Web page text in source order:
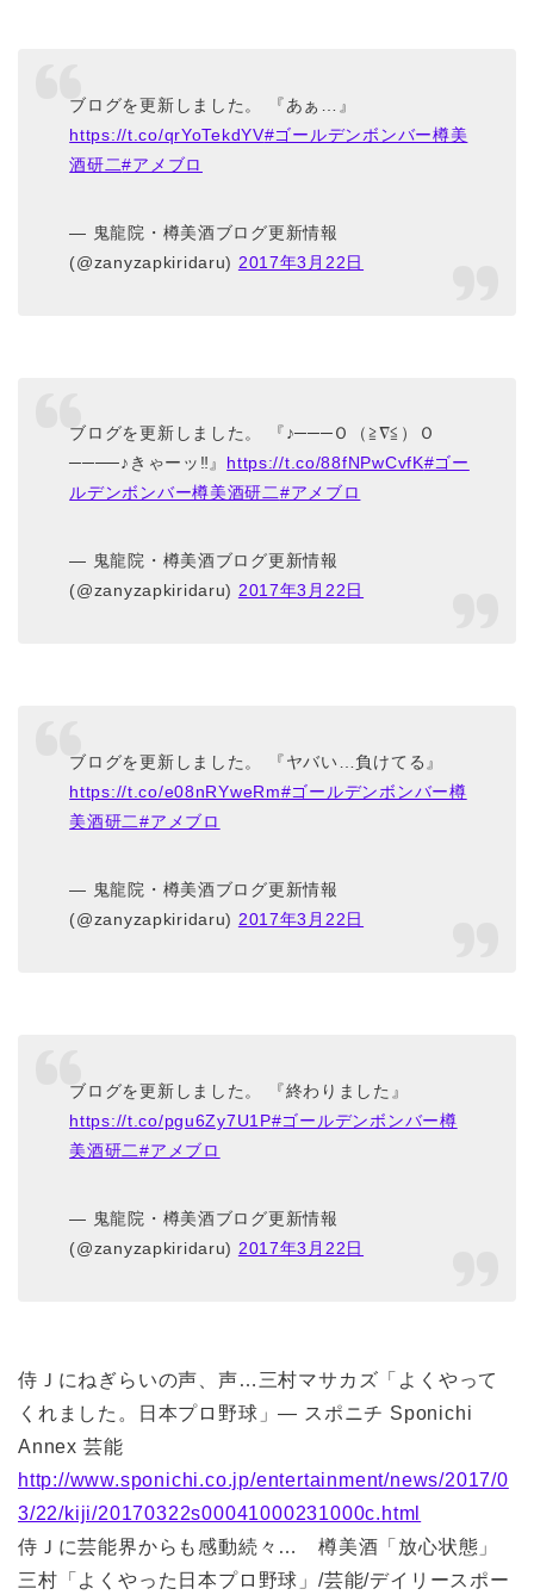
ブログを更新しました。 『あぁ…』
https://t.co/qrYoTekdYV#ゴールデンボンバー樽美
酒研二#アメブロ
— 鬼龍院・樽美酒ブログ更新情報
(@zanyzapkiridaru) 2017年3月22日
ブログを更新しました。 『♪───Ｏ（≧∇≦）Ｏ
────♪きゃーッ‼︎』 https://t.co/88fNPwCvfK#ゴー
ルデンボンバー樽美酒研二#アメブロ
— 鬼龍院・樽美酒ブログ更新情報
(@zanyzapkiridaru) 2017年3月22日
ブログを更新しました。 『ヤバい…負けてる』
https://t.co/e08nRYweRm#ゴールデンボンバー樽
美酒研二#アメブロ
— 鬼龍院・樽美酒ブログ更新情報
(@zanyzapkiridaru) 2017年3月22日
ブログを更新しました。 『終わりました』
https://t.co/pgu6Zy7U1P#ゴールデンボンバー樽
美酒研二#アメブロ
— 鬼龍院・樽美酒ブログ更新情報
(@zanyzapkiridaru) 2017年3月22日
侍Ｊにねぎらいの声、声…三村マサカズ「よくやって
くれました。日本プロ野球」― スポニチ Sponichi
Annex 芸能
http://www.sponichi.co.jp/entertainment/news/2017/0
3/22/kiji/20170322s00041000231000c.html
侍Ｊに芸能界からも感動続々… 樽美酒「放心状態」
三村「よくやった日本プロ野球」/芸能/デイリースポー